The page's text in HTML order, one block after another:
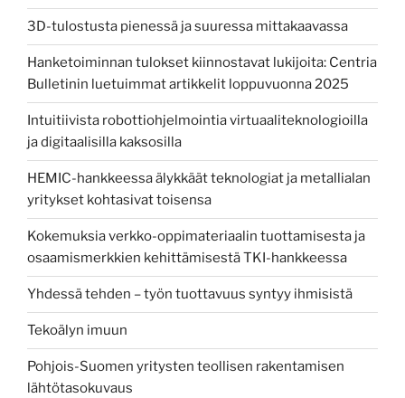
3D-tulostusta pienessä ja suuressa mittakaavassa
Hanketoiminnan tulokset kiinnostavat lukijoita: Centria
Bulletinin luetuimmat artikkelit loppuvuonna 2025
Intuitiivista robottiohjelmointia virtuaaliteknologioilla
ja digitaalisilla kaksosilla
HEMIC-hankkeessa älykkäät teknologiat ja metallialan
yritykset kohtasivat toisensa
Kokemuksia verkko-oppimateriaalin tuottamisesta ja
osaamismerkkien kehittämisestä TKI-hankkeessa
Yhdessä tehden – työn tuottavuus syntyy ihmisistä
Tekoälyn imuun
Pohjois-Suomen yritysten teollisen rakentamisen
lähtötasokuvaus